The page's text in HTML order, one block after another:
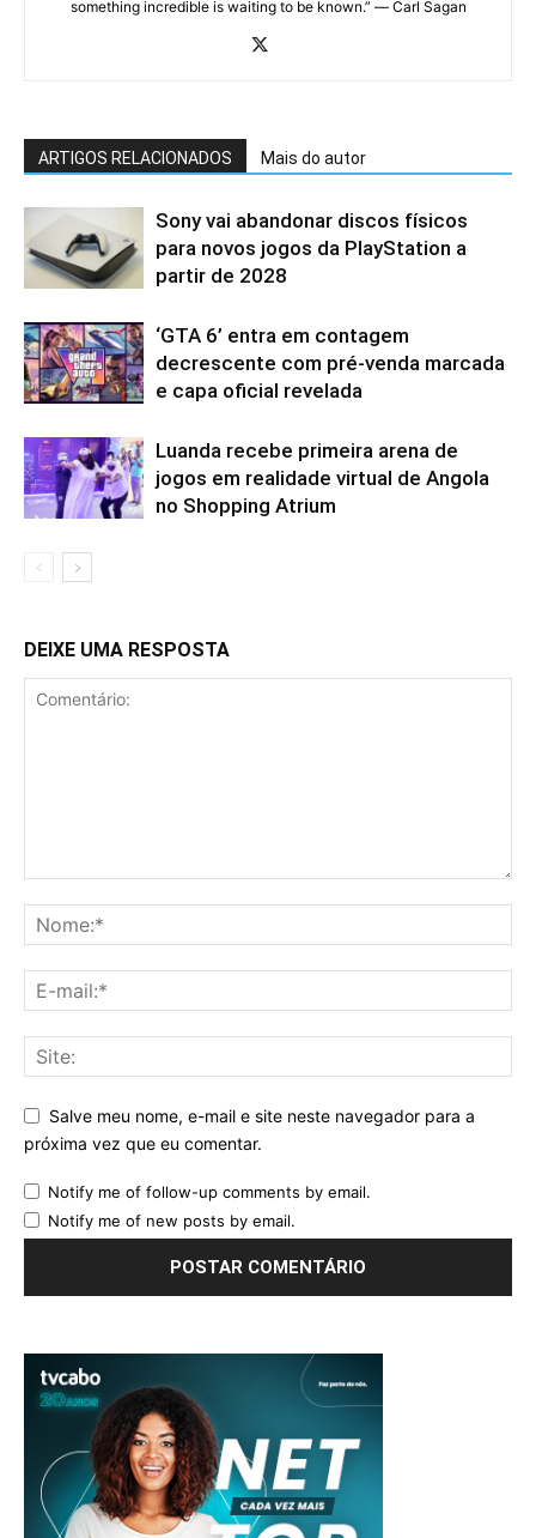
something incredible is waiting to be known.” ― Carl Sagan
ARTIGOS RELACIONADOS Mais do autor
Sony vai abandonar discos físicos
para novos jogos da PlayStation a
partir de 2028
‘GTA 6’ entra em contagem
decrescente com pré-venda marcada
e capa oficial revelada
Luanda recebe primeira arena de
jogos em realidade virtual de Angola
no Shopping Atrium
DEIXE UMA RESPOSTA
Salve meu nome, e-mail e site neste navegador para a
próxima vez que eu comentar.
Notify me of follow-up comments by email.
Notify me of new posts by email.